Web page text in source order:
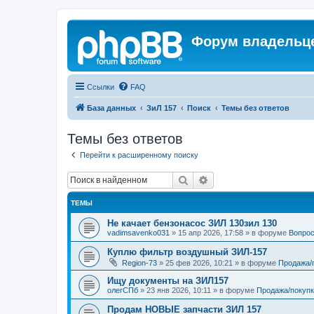
Форум
Ссылки FAQ
База данных ЗиЛ 157 Поиск Темы без ответов
Темы без ответов
Перейти к расширенному поиску
Поиск
ТЕМЫ
Не качает бензонасос ЗИЛ 130зил 130
vadimsavenko031 » 15 апр 2026, 17:58 » в форуме
Куплю фильтр воздушный ЗИЛ-157
Region-73 » 25 фев 2026, 10:21 » в форуме Продажа/
Ищу документы на ЗИЛ157
олегСПб » 23 янв 2026, 10:11 » в форуме Продажа/
Продам НОВЫЕ запчасти ЗИЛ 157